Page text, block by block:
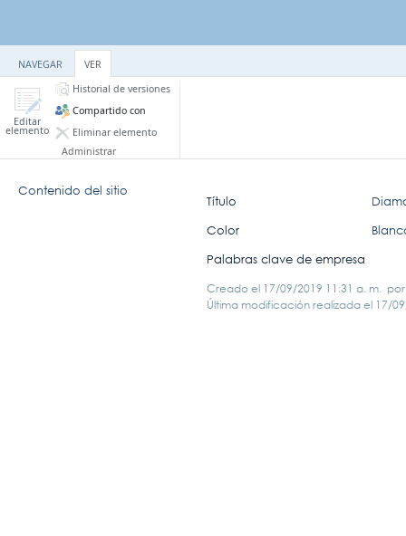
NAVEGAR VER
Editar
elemento
Historial de versiones
Compartido con
Eliminar elemento
Administrar
Contenido del sitio
Título
Color
Palabras clave de empresa
Creado el 17/09/2019 11:31 a. m.
Última modificación realizada el 17/